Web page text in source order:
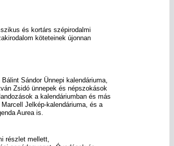
és kortárs szépirodalmi
köteteinek újonnan
Sándor Ünnepi kalendáriuma,
Zsidó ünnepek és népszokások
a kalendáriumban és más
Jelkép-kalendáriuma, és a
Aurea is.
részlet mellett,